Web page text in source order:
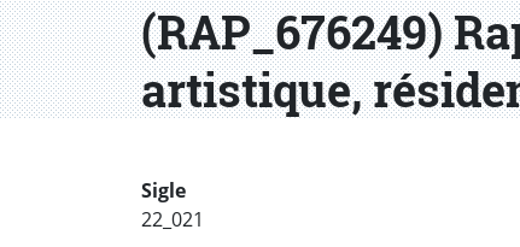
(RAP_676249)
artistique,
Sigle
22_021